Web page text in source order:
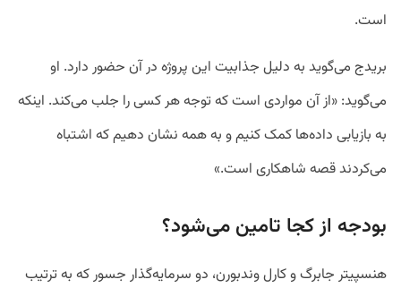
است.
بریدج می‌گوید به دلیل جذابیت این پروژه در آن حضور دارد. او
می‌گوید: «از آن مواردی است که توجه هر کسی را جلب می‌کند. اینکه
به بازیابی داده‌ها کمک کنیم و به همه نشان دهیم که اشتباه
می‌کردند قصه شاهکاری است.»
بودجه از کجا تامین می‌شود؟
هنسپیتر جابرگ و کارل وندبورن، دو سرمایه‌گذار جسور که به ترتیب